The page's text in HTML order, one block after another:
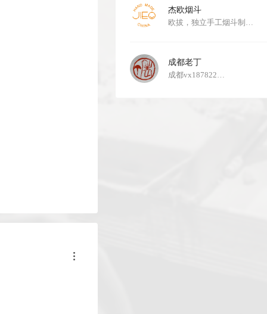
杰欧烟斗
欧拔，独立手工烟斗制…
成都老丁
成都vx187822…